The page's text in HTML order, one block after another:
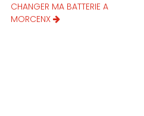
CHANGER MA BATTERIE A
MORCENX